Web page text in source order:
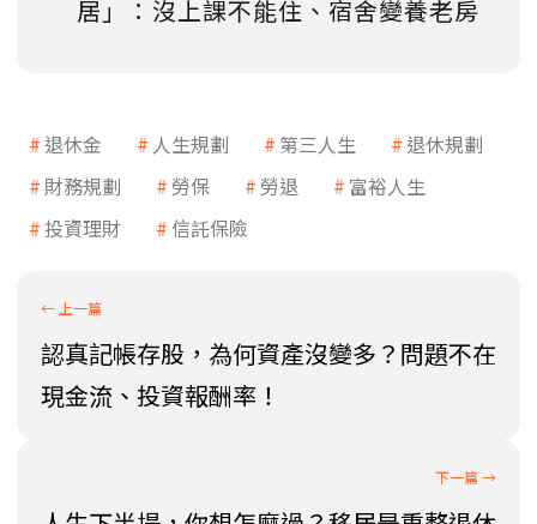
居」：沒上課不能住、宿舍變養老房
退休金 人生規劃 第三人生
退休規劃
財務規劃
勞保 勞退
富裕人生
投資理財
信託保險
認真記帳存股，為何資產沒變多？問題不在
現金流、投資報酬率！